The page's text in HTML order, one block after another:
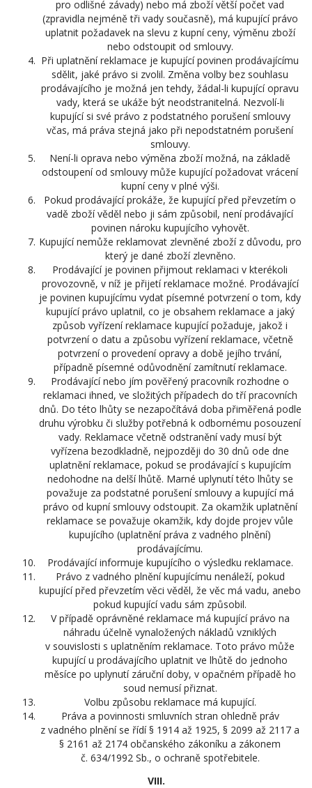
pro odlišné závady) nebo má zboží větší počet vad
(zpravidla nejméně tři vady současně), má kupující právo
uplatnit požadavek na slevu z kupní ceny, výměnu zboží
nebo odstoupit od smlouvy.
Při uplatnění reklamace je kupující povinen prodávajícímu
sdělit, jaké právo si zvolil. Změna volby bez souhlasu
prodávajícího je možná jen tehdy, žádal-li kupující opravu
vady, která se ukáže být neodstranitelná. Nezvolí-li
kupující si své právo z podstatného porušení smlouvy
včas, má práva stejná jako při nepodstatném porušení
smlouvy.
Není-li oprava nebo výměna zboží možná, na základě
odstoupení od smlouvy může kupující požadovat vrácení
kupní ceny v plné výši.
Pokud prodávající prokáže, že kupující před převzetím o
vadě zboží věděl nebo ji sám způsobil, není prodávající
povinen nároku kupujícího vyhovět.
Kupující nemůže reklamovat zlevněné zboží z důvodu, pro
který je dané zboží zlevněno.
Prodávající je povinen přijmout reklamaci v kterékoli
provozovně, v níž je přijetí reklamace možné. Prodávající
je povinen kupujícímu vydat písemné potvrzení o tom, kdy
kupující právo uplatnil, co je obsahem reklamace a jaký
způsob vyřízení reklamace kupující požaduje, jakož i
potvrzení o datu a způsobu vyřízení reklamace, včetně
potvrzení o provedení opravy a době jejího trvání,
případně písemné odůvodnění zamítnutí reklamace.
Prodávající nebo jím pověřený pracovník rozhodne o
reklamaci ihned, ve složitých případech do tří pracovních
dnů. Do této lhůty se nezapočítává doba přiměřená podle
druhu výrobku či služby potřebná k odbornému posouzení
vady. Reklamace včetně odstranění vady musí být
vyřízena bezodkladně, nejpozději do 30 dnů ode dne
uplatnění reklamace, pokud se prodávající s kupujícím
nedohodne na delší lhůtě. Marné uplynutí této lhůty se
považuje za podstatné porušení smlouvy a kupující má
právo od kupní smlouvy odstoupit. Za okamžik uplatnění
reklamace se považuje okamžik, kdy dojde projev vůle
kupujícího (uplatnění práva z vadného plnění)
prodávajícímu.
Prodávající informuje kupujícího o výsledku reklamace.
Právo z vadného plnění kupujícímu nenáleží, pokud
kupující před převzetím věci věděl, že věc má vadu, anebo
pokud kupující vadu sám způsobil.
V případě oprávněné reklamace má kupující právo na
náhradu účelně vynaložených nákladů vzniklých
v souvislosti s uplatněním reklamace. Toto právo může
kupující u prodávajícího uplatnit ve lhůtě do jednoho
měsíce po uplynutí záruční doby, v opačném případě ho
soud nemusí přiznat.
Volbu způsobu reklamace má kupující.
Práva a povinnosti smluvních stran ohledně práv
z vadného plnění se řídí § 1914 až 1925, § 2099 až 2117 a
§ 2161 až 2174 občanského zákoníku a zákonem
č. 634/1992 Sb., o ochraně spotřebitele.
VIII.